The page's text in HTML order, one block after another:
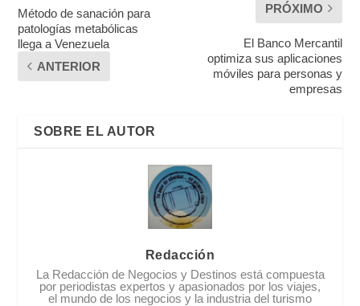
Método de sanación para
patologías metabólicas
llega a Venezuela
ANTERIOR
PRÓXIMO
El Banco Mercantil
optimiza sus aplicaciones
móviles para personas y
empresas
SOBRE EL AUTOR
Redacción
La Redacción de Negocios y Destinos está compuesta
por periodistas expertos y apasionados por los viajes,
el mundo de los negocios y la industria del turismo